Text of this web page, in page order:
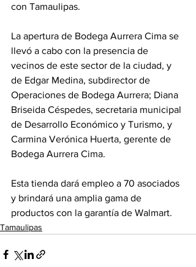
con Tamaulipas.
La apertura de Bodega Aurrera Cima se
llevó a cabo con la presencia de
vecinos de este sector de la ciudad, y
de Edgar Medina, subdirector de
Operaciones de Bodega Aurrera; Diana
Briseida Céspedes, secretaria municipal
de Desarrollo Económico y Turismo, y
Carmina Verónica Huerta, gerente de
Bodega Aurrera Cima.
Esta tienda dará empleo a 70 asociados
y brindará una amplia gama de
productos con la garantía de Walmart.
Tamaulipas